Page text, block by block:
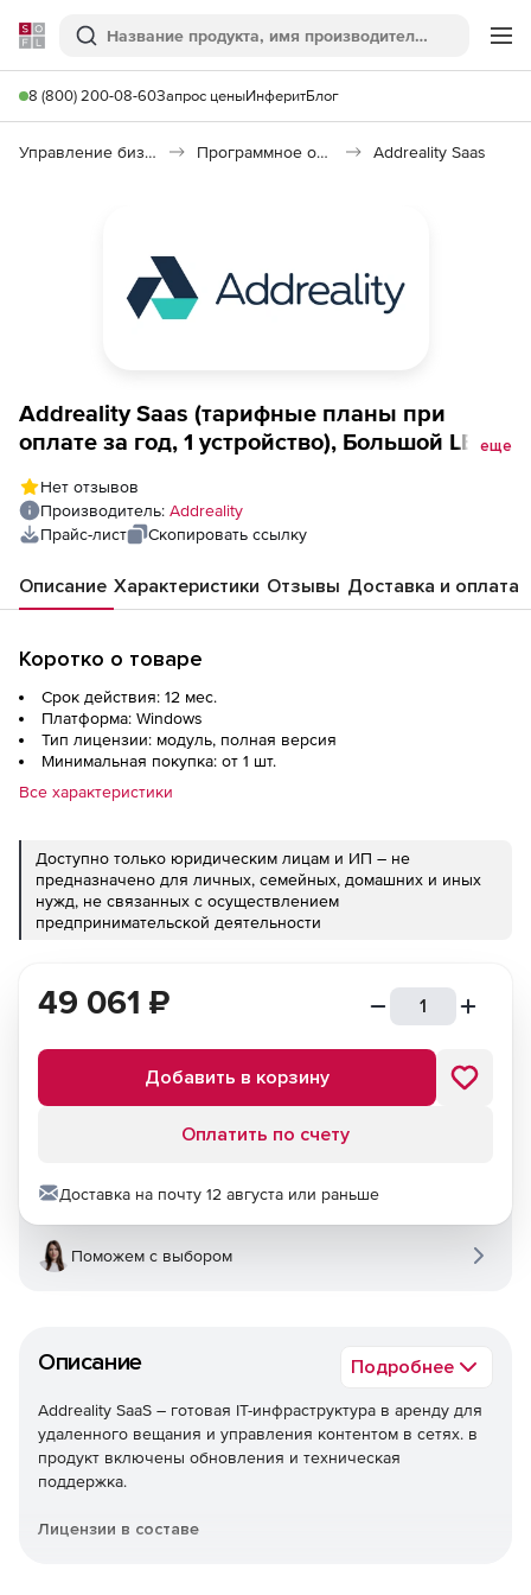
Softline
Поиск
8 (800) 200-08-60Запрос ценыИнферитБлог
Управление бизнесом, CRM/ERP Программное обеспечение для управления бизнесом Addreality Saas
Addreality Saas (тарифные планы при
оплате за год, 1 устройство), Большой LEDеще
Нет отзывов
Производитель: Addreality
Прайс-лист
Скопировать ссылку
Описание Характеристики Отзывы Доставка и оплата
Коротко о товаре
Срок действия: 12 мес.
Платформа: Windows
Тип лицензии: модуль, полная версия
Минимальная покупка: от 1 шт.
Все характеристики
Доступно только юридическим лицам и ИП – не
предназначено для личных, семейных, домашних и иных
нужд, не связанных с осуществлением
предпринимательской деятельности
Описание Подробнее
Addreality SaaS – готовая IT-инфраструктура в аренду для
удаленного вещания и управления контентом в сетях. в
продукт включены обновления и техническая
поддержка.
Лицензии в составе
49 061 ₽
Добавить в корзину
Оплатить по счету
Доставка на почту 12 августа или раньше
Поможем с выбором